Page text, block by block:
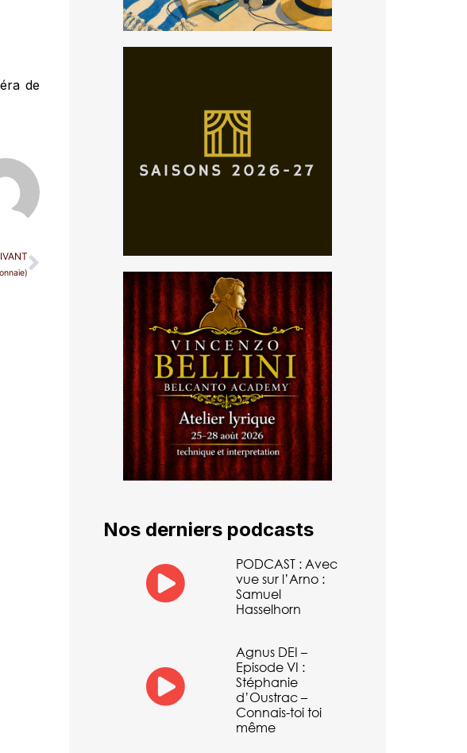
de
Nos derniers podcasts
PODCAST : Avec
vue sur l’Arno :
Samuel
Hasselhorn
Agnus DEI –
Episode VI :
Stéphanie
d’Oustrac –
Connais-toi toi
même